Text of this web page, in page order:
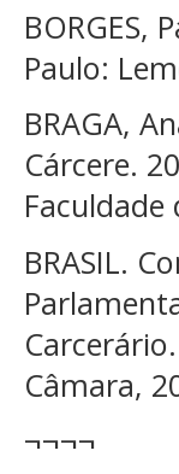
BORGES,
Paulo:
BRAGA,
Cárcere.
Faculdade
BRASIL.
Câmara,
¬¬¬¬